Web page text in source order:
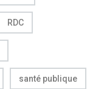
RDC
santé publique